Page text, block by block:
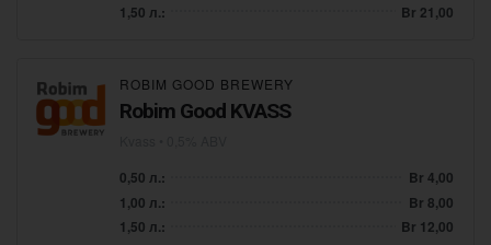
1,50 л.:
Br 21,00
ROBIM GOOD BREWERY
Robim Good KVASS
0,50 л.:
Br 4,00
1,00 л.:
Br 8,00
1,50 л.:
Br 12,00